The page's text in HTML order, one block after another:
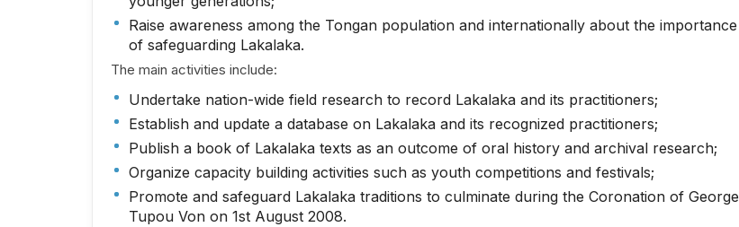
Raise awareness among the Tongan population and internationally about the importance
of safeguarding Lakalaka.
The main activities include:
Undertake nation-wide field research to record Lakalaka and its practitioners;
Establish and update a database on Lakalaka and its recognized practitioners;
Publish a book of Lakalaka texts as an outcome of oral history and archival research;
Organize capacity building activities such as youth competitions and festivals;
Promote and safeguard Lakalaka traditions to culminate during the Coronation of George
Tupou Von on 1st August 2008.